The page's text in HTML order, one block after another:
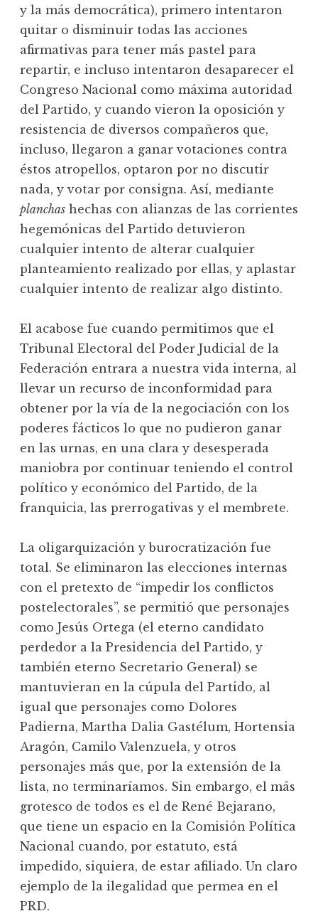
y la más democrática), primero intentaron
quitar o disminuir todas las acciones
afirmativas para tener más pastel para
repartir, e incluso intentaron desaparecer el
Congreso Nacional como máxima autoridad
del Partido, y cuando vieron la oposición y
resistencia de diversos compañeros que,
incluso, llegaron a ganar votaciones contra
éstos atropellos, optaron por no discutir
nada, y votar por consigna. Así, mediante
planchas hechas con alianzas de las corrientes
hegemónicas del Partido detuvieron
cualquier intento de alterar cualquier
planteamiento realizado por ellas, y aplastar
cualquier intento de realizar algo distinto.
El acabose fue cuando permitimos que el
Tribunal Electoral del Poder Judicial de la
Federación entrara a nuestra vida interna, al
llevar un recurso de inconformidad para
obtener por la vía de la negociación con los
poderes fácticos lo que no pudieron ganar
en las urnas, en una clara y desesperada
maniobra por continuar teniendo el control
político y económico del Partido, de la
franquicia, las prerrogativas y el membrete.
La oligarquización y burocratización fue
total. Se eliminaron las elecciones internas
con el pretexto de “impedir los conflictos
postelectorales”, se permitió que personajes
como Jesús Ortega (el eterno candidato
perdedor a la Presidencia del Partido, y
también eterno Secretario General) se
mantuvieran en la cúpula del Partido, al
igual que personajes como Dolores
Padierna, Martha Dalia Gastélum, Hortensia
Aragón, Camilo Valenzuela, y otros
personajes más que, por la extensión de la
lista, no terminaríamos. Sin embargo, el más
grotesco de todos es el de René Bejarano,
que tiene un espacio en la Comisión Política
Nacional cuando, por estatuto, está
impedido, siquiera, de estar afiliado. Un claro
ejemplo de la ilegalidad que permea en el
PRD.